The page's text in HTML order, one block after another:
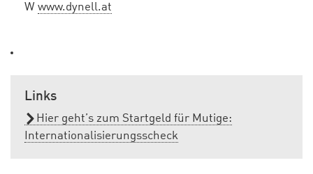
W www.dynell.at
Links
Hier geht’s zum Startgeld für Mutige:
Internationalisierungsscheck